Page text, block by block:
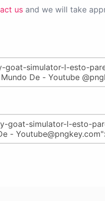
us and we will take